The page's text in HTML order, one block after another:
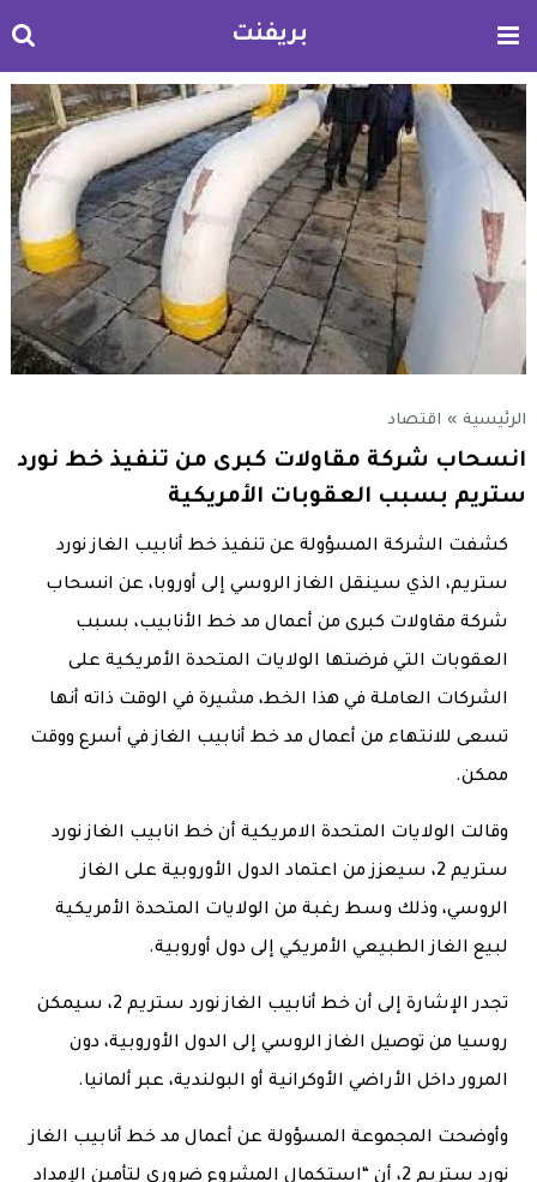
بريفنت
الرئيسية » اقتصاد
انسحاب شركة مقاولات كبرى من تنفيذ خط نورد
ستريم بسبب العقوبات الأمريكية
كشفت الشركة المسؤولة عن تنفيذ خط أنابيب الغاز نورد
ستريم، الذي سينقل الغاز الروسي إلى أوروبا، عن انسحاب
شركة مقاولات كبرى من أعمال مد خط الأنابيب، بسبب
العقوبات التي فرضتها الولايات المتحدة الأمريكية على
الشركات العاملة في هذا الخط، مشيرة في الوقت ذاته أنها
تسعى للانتهاء من أعمال مد خط أنابيب الغاز في أسرع ووقت
ممكن.
وقالت الولايات المتحدة الامريكية أن خط انابيب الغاز نورد
ستريم 2، سيعزز من اعتماد الدول الأوروبية على الغاز
الروسي، وذلك وسط رغبة من الولايات المتحدة الأمريكية
لبيع الغاز الطبيعي الأمريكي إلى دول أوروبية.
تجدر الإشارة إلى أن خط أنابيب الغاز نورد ستريم 2، سيمكن
روسيا من توصيل الغاز الروسي إلى الدول الأوروبية، دون
المرور داخل الأراضي الأوكرانية أو البولندية، عبر ألمانيا.
وأوضحت المجموعة المسؤولة عن أعمال مد خط أنابيب الغاز
نورد ستريم 2، أن “استكمال المشروع ضروري لتأمين الإمداد